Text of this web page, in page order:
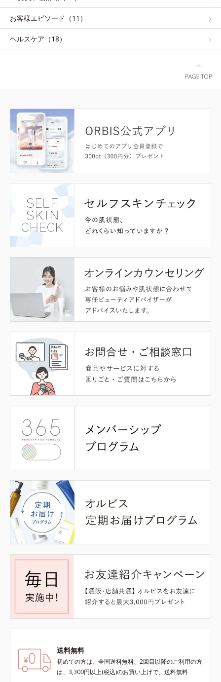
お客様エピソード（11）
ヘルスケア（18）
送料無料
初めての方は、全国送料無料、2回目以降のご利用の方
は、3,300円以上(税込)のお買い上げで、送料無料